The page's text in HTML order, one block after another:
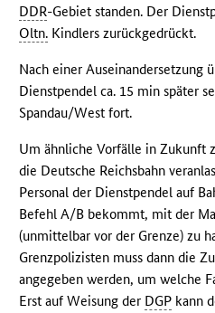
DDR-Gebiet standen. Der
Oltn. Kindlers zurückgedrückt.
Nach einer Auseinandersetzung
Dienstpendel ca. 15 min später
Spandau/West fort.
Um ähnliche Vorfälle in Zukunft
die Deutsche Reichsbahn
Personal der Dienstpendel auf
Befehl A/B bekommt, mit der
(unmittelbar vor der Grenze) zu
Grenzpolizisten muss dann die
angegeben werden, um welche
Erst auf Weisung der DGP kann